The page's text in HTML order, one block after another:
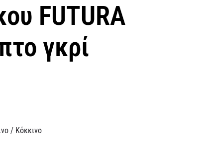
FUTURA
γκρί
/ Κόκκινο